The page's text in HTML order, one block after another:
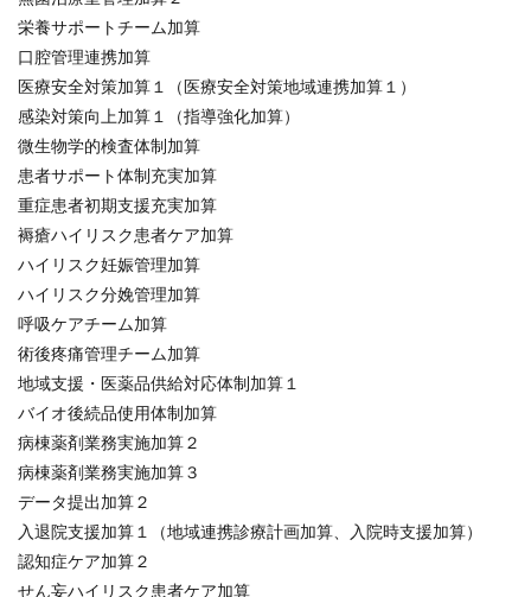
栄養サポートチーム加算
口腔管理連携加算
医療安全対策加算１（医療安全対策地域連携加算１）
感染対策向上加算１（指導強化加算）
微生物学的検査体制加算
患者サポート体制充実加算
重症患者初期支援充実加算
褥瘡ハイリスク患者ケア加算
ハイリスク妊娠管理加算
ハイリスク分娩管理加算
呼吸ケアチーム加算
術後疼痛管理チーム加算
地域支援・医薬品供給対応体制加算１
バイオ後続品使用体制加算
病棟薬剤業務実施加算２
病棟薬剤業務実施加算３
データ提出加算２
入退院支援加算１（地域連携診療計画加算、入院時支援加算）
認知症ケア加算２
せん妄ハイリスク患者ケア加算